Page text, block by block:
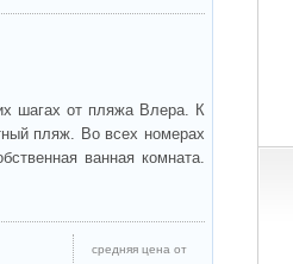
шагах от пляжа Влера. К
пляж. Во всех номерах
ванная комната.
средняя цена от